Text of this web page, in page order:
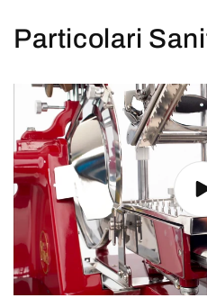
Particolari